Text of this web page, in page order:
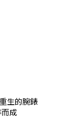
生的腕錶
成